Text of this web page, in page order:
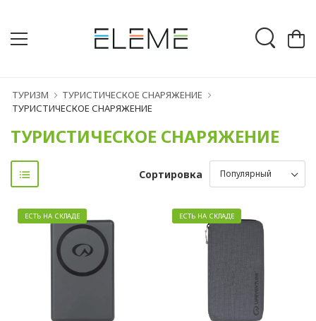
ТУРИЗМ
ТУРИСТИЧЕСКОЕ СНАРЯЖЕНИЕ
ТУРИСТИЧЕСКОЕ СНАРЯЖЕНИЕ
ТУРИСТИЧЕСКОЕ СНАРЯЖЕНИЕ
Сортировка
ЕСТЬ НА СКЛАДЕ ЕСТЬ НА СКЛАДЕ